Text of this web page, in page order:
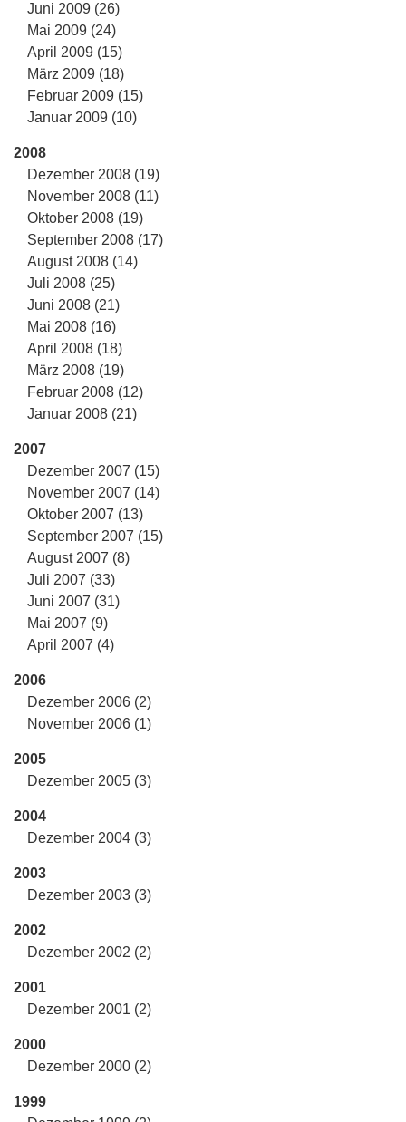
Juni 2009 (26)
Mai 2009 (24)
April 2009 (15)
März 2009 (18)
Februar 2009 (15)
Januar 2009 (10)
2008
Dezember 2008 (19)
November 2008 (11)
Oktober 2008 (19)
September 2008 (17)
August 2008 (14)
Juli 2008 (25)
Juni 2008 (21)
Mai 2008 (16)
April 2008 (18)
März 2008 (19)
Februar 2008 (12)
Januar 2008 (21)
2007
Dezember 2007 (15)
November 2007 (14)
Oktober 2007 (13)
September 2007 (15)
August 2007 (8)
Juli 2007 (33)
Juni 2007 (31)
Mai 2007 (9)
April 2007 (4)
2006
Dezember 2006 (2)
November 2006 (1)
2005
Dezember 2005 (3)
2004
Dezember 2004 (3)
2003
Dezember 2003 (3)
2002
Dezember 2002 (2)
2001
Dezember 2001 (2)
2000
Dezember 2000 (2)
1999